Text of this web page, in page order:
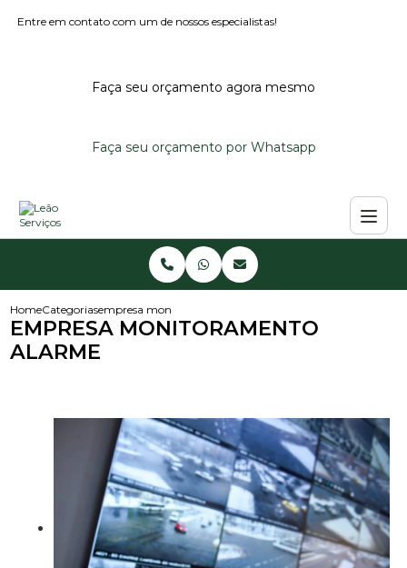
Entre em contato com um de nossos especialistas!
Faça seu orçamento agora mesmo
Faça seu orçamento por Whatsapp
HomeCategoriasempresa monitoramento alarme
EMPRESA MONITORAMENTO
ALARME